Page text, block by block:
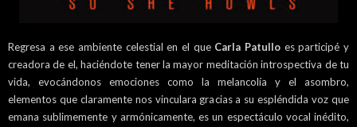
Regresa a ese ambiente celestial en el que Carla Patullo es participé y
creadora de el, haciéndote tener la mayor meditación introspectiva de tu
vida, evocándonos emociones como la melancolía y el asombro,
elementos que claramente nos vinculara gracias a su espléndida voz que
emana sublimemente y armónicamente, es un espectáculo vocal inédito,